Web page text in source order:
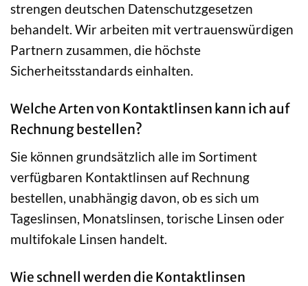
strengen deutschen Datenschutzgesetzen
behandelt. Wir arbeiten mit vertrauenswürdigen
Partnern zusammen, die höchste
Sicherheitsstandards einhalten.
Welche Arten von Kontaktlinsen kann ich auf
Rechnung bestellen?
Sie können grundsätzlich alle im Sortiment
verfügbaren Kontaktlinsen auf Rechnung
bestellen, unabhängig davon, ob es sich um
Tageslinsen, Monatslinsen, torische Linsen oder
multifokale Linsen handelt.
Wie schnell werden die Kontaktlinsen